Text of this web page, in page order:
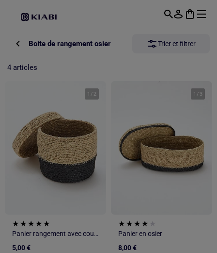
Boite de rangement osier Trier et filtrer
4 articles
1 / 2
Panier rangement avec couvercle
5,00 €
1 / 3
Panier en osier
8,00 €